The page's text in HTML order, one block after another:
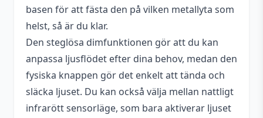
basen för att fästa den på vilken metallyta som
helst, så är du klar.
Den steglösa dimfunktionen gör att du kan
anpassa ljusflödet efter dina behov, medan den
fysiska knappen gör det enkelt att tända och
släcka ljuset. Du kan också välja mellan nattligt
infrarött sensorläge, som bara aktiverar ljuset